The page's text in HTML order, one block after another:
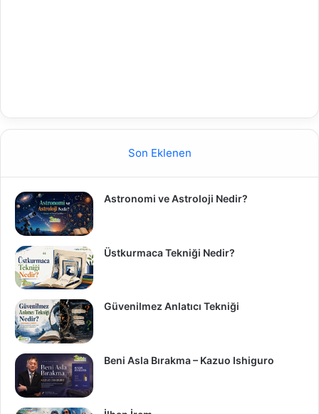
Son Eklenen
Astronomi ve Astroloji Nedir?
Üstkurmaca Tekniği Nedir?
Güvenilmez Anlatıcı Tekniği
Beni Asla Bırakma – Kazuo Ishiguro